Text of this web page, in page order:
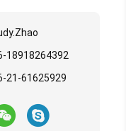
18918264392
21-61625929